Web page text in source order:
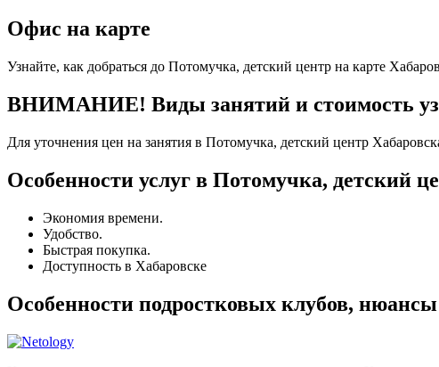
Офис на карте
Узнайте, как добраться до Потомучка, детский центр на карте
ВНИМАНИЕ! Виды занятий и стоимость
Для уточнения цен на занятия в Потомучка, детский центр
Особенности услуг в Потомучка, детский
Экономия времени.
Удобство.
Быстрая покупка.
Доступность в Хабаровске
Особенности подростковых клубов,